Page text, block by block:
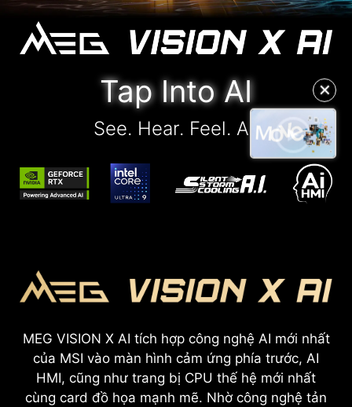
✕
Tap Into AI
See. Hear. Feel. AI.
MEG VISION X AI tích hợp công nghệ AI mới nhất
của MSI vào màn hình cảm ứng phía trước, AI
HMI, cũng như trang bị CPU thế hệ mới nhất
cùng card đồ họa mạnh mẽ. Nhờ công nghệ tản